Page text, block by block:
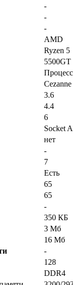
-
-
-
AMD
Ryzen 5
5500GT
Cezanne
3.6
4.4
6
Socket
нет
-
7
Есть
65
65
-
350 КБ
3 Мб
16 Мб
-
128
DDR4